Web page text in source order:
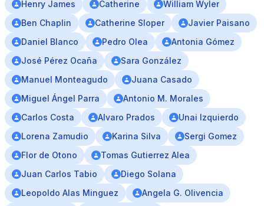
Henry James
Catherine
William Wyler
Ben Chaplin
Catherine Sloper
Javier Paisano
Daniel Blanco
Pedro Olea
Antonia Gómez
José Pérez Ocaña
Sara González
Manuel Monteagudo
Juana Casado
Miguel Ángel Parra
Antonio M. Morales
Carlos Costa
Alvaro Prados
Unai Izquierdo
Lorena Zamudio
Karina Silva
Sergi Gomez
Flor de Otono
Tomas Gutierrez Alea
Juan Carlos Tabio
Diego Solana
Leopoldo Alas Minguez
Angela G. Olivencia